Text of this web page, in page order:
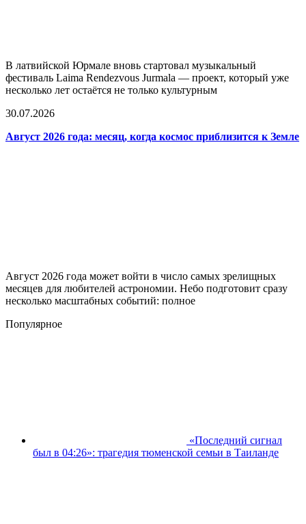
В латвийской Юрмале вновь стартовал музыкальный
фестиваль Laima Rendezvous Jurmala — проект, который уже
несколько лет остаётся не только культурным
30.07.2026
Август 2026 года: месяц, когда космос приблизится к Земле
Август 2026 года может войти в число самых зрелищных
месяцев для любителей астрономии. Небо подготовит сразу
несколько масштабных событий: полное
Популярное
«Последний сигнал
был в 04:26»: трагедия тюменской семьи в Таиланде